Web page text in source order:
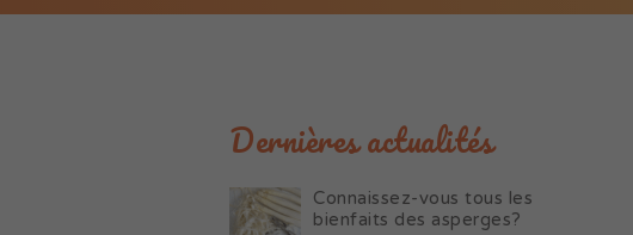
Dernières actualités
Connaissez-vous tous les
bienfaits des asperges?